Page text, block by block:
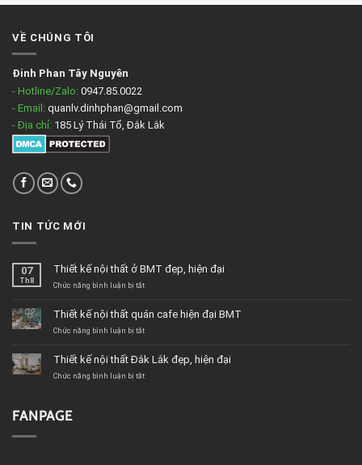
VỀ CHÚNG TÔI
Đinh Phan Tây Nguyên
- Hotline/Zalo: 0947.85.0022
- Email: quanlv.dinhphan@gmail.com
- Địa chỉ: 185 Lý Thái Tổ, Đắk Lắk
TIN TỨC MỚI
07
Th8
Thiết kế nội thất ở BMT đẹp, hiện đại
Chức năng bình luận bị tắtở
nội
thất
đẹp,
hiện
Thiết kế nội thất quán cafe hiện đại BMT
Chức năng bình luận bị tắtở
nội
thất
Thiết kế nội thất Đắk Lắk đẹp, hiện đại
Chức năng bình luận bị tắtở
FANPAGE